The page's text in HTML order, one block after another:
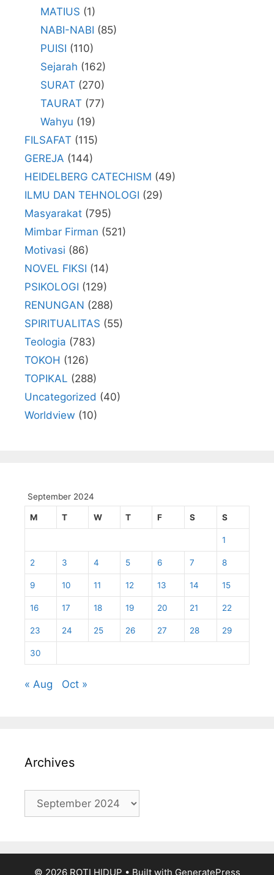
MATIUS (1)
NABI-NABI (85)
PUISI (110)
Sejarah (162)
SURAT (270)
TAURAT (77)
Wahyu (19)
FILSAFAT (115)
GEREJA (144)
HEIDELBERG CATECHISM (49)
ILMU DAN TEHNOLOGI (29)
Masyarakat (795)
Mimbar Firman (521)
Motivasi (86)
NOVEL FIKSI (14)
PSIKOLOGI (129)
RENUNGAN (288)
SPIRITUALITAS (55)
Teologia (783)
TOKOH (126)
TOPIKAL (288)
Uncategorized (40)
Worldview (10)
September 2024
M T W T F S S
1
2 3 4 5 6 7 8
9 10 11 12 13 14 15
16 17 18 19 20 21 22
23 24 25 26 27 28 29
30
« Aug Oct »
Archives
Archives
© 2026 ROTI HIDUP • Built with GeneratePress